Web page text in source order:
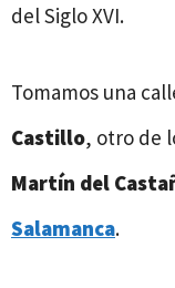
del Siglo XVI.
Tomamos una
Castillo, otro de
Martín del
Salamanca.